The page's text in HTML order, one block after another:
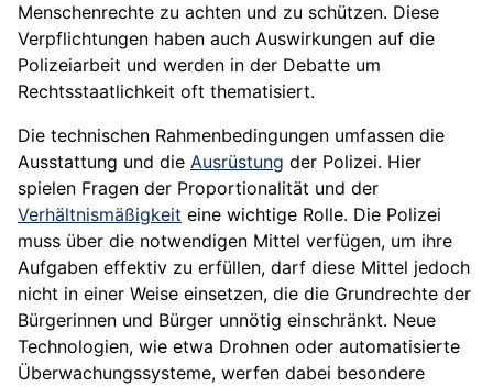
Menschenrechte zu achten und zu schützen. Diese
Verpflichtungen haben auch Auswirkungen auf die
Polizeiarbeit und werden in der Debatte um
Rechtsstaatlichkeit oft thematisiert.
Die technischen Rahmenbedingungen umfassen die
Ausstattung und die Ausrüstung der Polizei. Hier
spielen Fragen der Proportionalität und der
Verhältnismäßigkeit eine wichtige Rolle. Die Polizei
muss über die notwendigen Mittel verfügen, um ihre
Aufgaben effektiv zu erfüllen, darf diese Mittel jedoch
nicht in einer Weise einsetzen, die die Grundrechte der
Bürgerinnen und Bürger unnötig einschränkt. Neue
Technologien, wie etwa Drohnen oder automatisierte
Überwachungssysteme, werfen dabei besondere